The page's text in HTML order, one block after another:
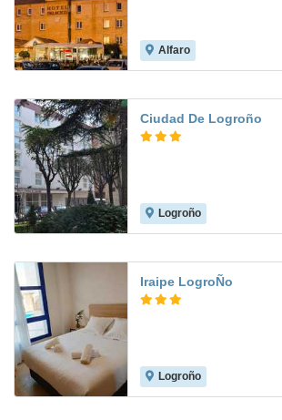
Alfaro
Ciudad De Logroño
Logroño
Iraipe LogroÑo
Logroño